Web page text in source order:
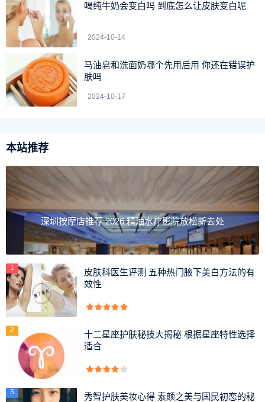
喝纯牛奶会变白吗​ 到底怎么让皮肤变白呢
2024-10-14
马油皂和洗面奶哪个先用后用 你还在错误护
肤吗
2024-10-17
本站推荐
深圳按摩店推荐 2026 精油水疗影院放松新去处
1
皮肤科医生评测 五种热门腋下美白方法的有
效性
2
十二星座护肤秘技大揭秘 根据星座特性选择
适合
3
秀智护肤美妆心得 素颜之美与国民初恋的秘